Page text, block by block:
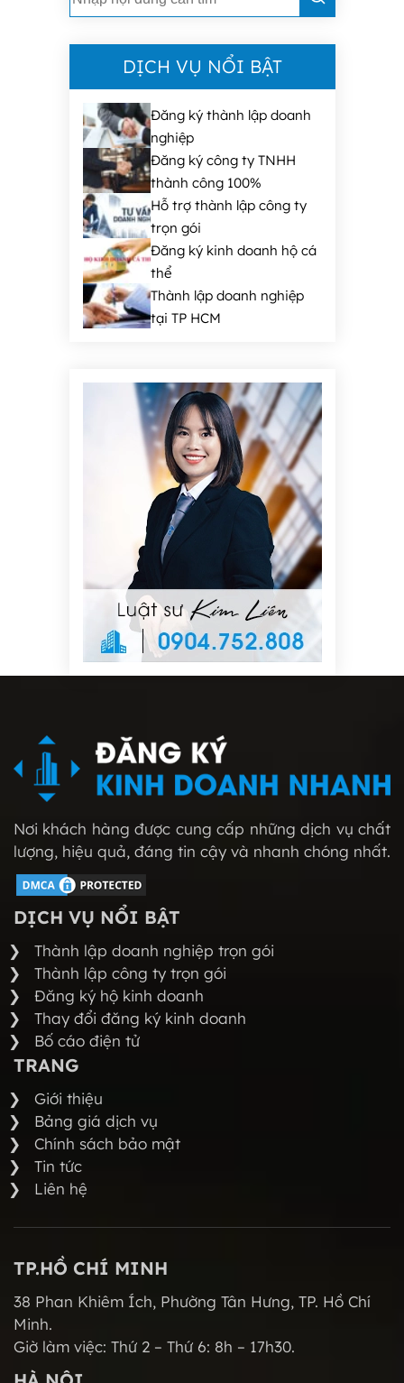
DỊCH VỤ NỔI BẬT
Đăng ký thành lập doanh
nghiệp
Đăng ký công ty TNHH
thành công 100%
Hỗ trợ thành lập công ty
trọn gói
Đăng ký kinh doanh hộ cá
thể
Thành lập doanh nghiệp
tại TP HCM
Nơi khách hàng được cung cấp những dịch vụ chất
lượng, hiệu quả, đáng tin cậy và nhanh chóng nhất.
DỊCH VỤ NỔI BẬT
Thành lập doanh nghiệp trọn gói
Thành lập công ty trọn gói
Đăng ký hộ kinh doanh
Thay đổi đăng ký kinh doanh
Bố cáo điện tử
TRANG
Giới thiệu
Bảng giá dịch vụ
Chính sách bảo mật
Tin tức
Liên hệ
TP.HỒ CHÍ MINH
38 Phan Khiêm Ích, Phường Tân Hưng, TP. Hồ Chí
Minh.
Giờ làm việc: Thứ 2 – Thứ 6: 8h – 17h30.